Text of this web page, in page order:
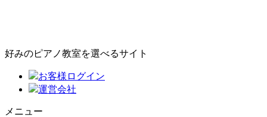
好みのピアノ教室を選べるサイト
お客様ログイン
運営会社
メニュー